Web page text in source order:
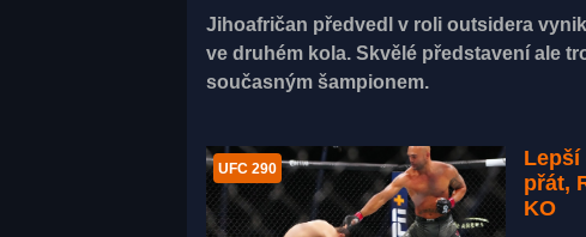
Jihoafričan předvedl v roli outsidera
ve druhém kola. Skvělé představení ale
současným šampionem.
UFC 290
Lepší
přát,
KO